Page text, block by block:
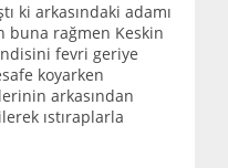
ki arkasındaki adamı
buna rağmen Keskin
fevri geriye
koyarken
arkasından
ıstıraplarla